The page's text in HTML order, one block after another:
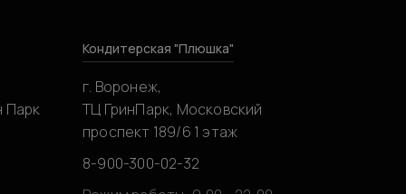
Парк
Кондитерская "Плюшка"
г. Воронеж,
ТЦ ГринПарк, Московский
проспект 189/6 1 этаж
8-900-300-02-32